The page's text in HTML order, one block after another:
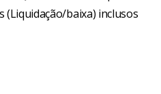
(Liquidação/baixa) inclusos